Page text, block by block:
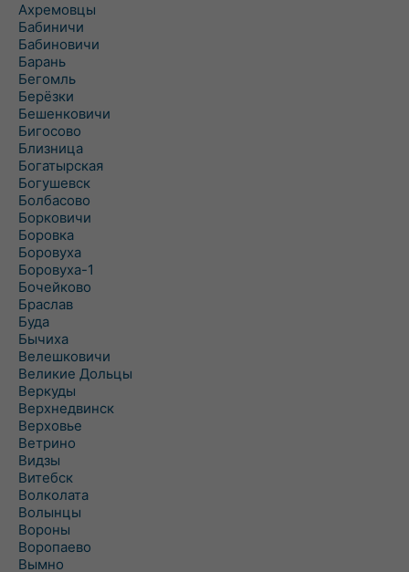
Ахремовцы
Бабиничи
Бабиновичи
Барань
Бегомль
Берёзки
Бешенковичи
Бигосово
Близница
Богатырская
Богушевск
Болбасово
Борковичи
Боровка
Боровуха
Боровуха-1
Бочейково
Браслав
Буда
Бычиха
Велешковичи
Великие Дольцы
Веркуды
Верхнедвинск
Верховье
Ветрино
Видзы
Витебск
Волколата
Волынцы
Вороны
Воропаево
Вымно